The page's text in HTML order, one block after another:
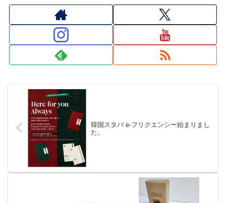
韓国スタバ e-フリクエンシー始まりまし
た。